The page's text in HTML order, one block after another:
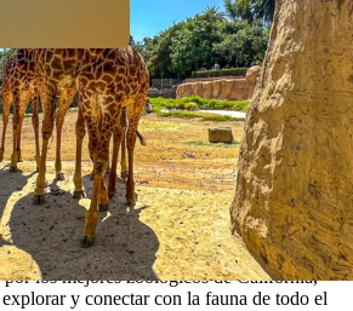
su impresionante diversidad geográfica y
las playas soleadas hasta las
los desiertos áridos, este estado ofrece un
una amplia variedad de animales. Si
animal, estás de suerte, ya que California
mejores zoológicos del país. En este blog,
los mejores zoológicos de California,
y conectar con la fauna de todo el